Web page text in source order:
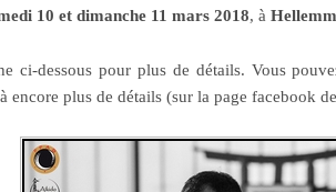
10 et dimanche 11 mars 2018, à
ci-dessous pour plus de détails. Vous
encore plus de détails (sur la page facebook